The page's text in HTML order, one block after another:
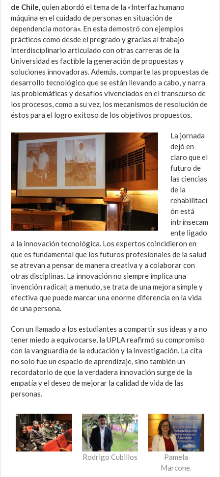
de Chile,quien abordó el tema de la «Interfaz humano
máquina en el cuidado de personas en situación de
dependencia motora». En esta demostró con ejemplos
prácticos como desde el pregrado y gracias al trabajo
interdisciplinario articulado con otras carreras de la
Universidad es factible la generación de propuestas y
soluciones innovadoras. Además, comparte las propuestas de
desarrollo tecnológico que se están llevando a cabo, y narra
las problemáticas y desafíos vivenciados en el transcurso de
los procesos, como a su vez, los mecanismos de resolución de
éstos para el logro exitoso de los objetivos propuestos.
La jornada
dejó en
claro que el
futuro de
las ciencias
de la
rehabilitaci
ón está
intrínsecam
ente ligado
a la innovación tecnológica. Los expertos coincidieron en
que es fundamental que los futuros profesionales de la salud
se atrevan a pensar de manera creativa y a colaborar con
otras disciplinas. La innovación no siempre implica una
invención radical; a menudo, se trata de una mejora simple y
efectiva que puede marcar una enorme diferencia en la vida
de una persona.
Con un llamado a los estudiantes a compartir sus ideas y a no
tener miedo a equivocarse, la UPLA reafirmó su compromiso
con la vanguardia de la educación y la investigación. La cita
no solo fue un espacio de aprendizaje, sino también un
recordatorio de que la verdadera innovación surge de la
empatía y el deseo de mejorar la calidad de vida de las
personas.
Rodrigo Cubillos
Pamela
Marcone.